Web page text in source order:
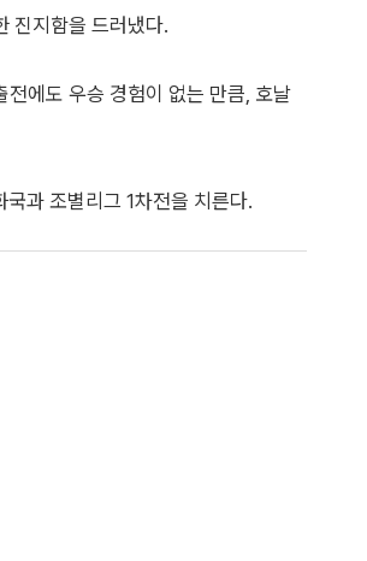
진지함을 드러냈다.
에도 우승 경험이 없는 만큼, 호날
과 조별리그 1차전을 치른다.